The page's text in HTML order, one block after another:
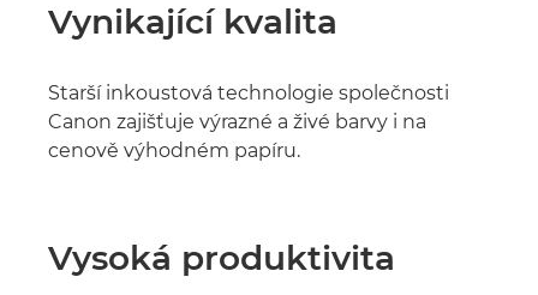
Vynikající kvalita
Starší inkoustová technologie společnosti
Canon zajišťuje výrazné a živé barvy i na
cenově výhodném papíru.
Vysoká produktivita